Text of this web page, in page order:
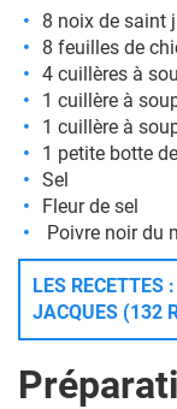
8 noix de saint
8 feuilles de
4 cuillères à
1 cuillère à
1 cuillère à
1 petite botte
Sel
Fleur de sel
Poivre noir du
LES RECETTES
JACQUES (132